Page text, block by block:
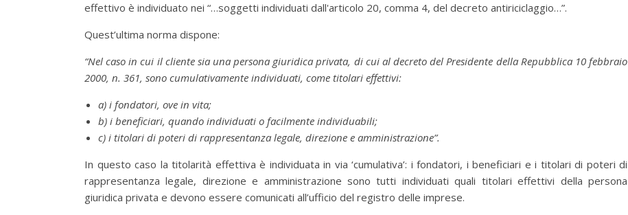
effettivo è individuato nei “…soggetti individuati dall'articolo 20, comma 4, del decreto antiriciclaggio…”.
Quest’ultima norma dispone:
“Nel caso in cui il cliente sia una persona giuridica privata, di cui al decreto del Presidente della Repubblica 10 febbraio
2000, n. 361, sono cumulativamente individuati, come titolari effettivi:
a) i fondatori, ove in vita;
b) i beneficiari, quando individuati o facilmente individuabili;
c) i titolari di poteri di rappresentanza legale, direzione e amministrazione”.
In questo caso la titolarità effettiva è individuata in via ‘cumulativa’: i fondatori, i beneficiari e i titolari di poteri di
rappresentanza legale, direzione e amministrazione sono tutti individuati quali titolari effettivi della persona
giuridica privata e devono essere comunicati all’ufficio del registro delle imprese.